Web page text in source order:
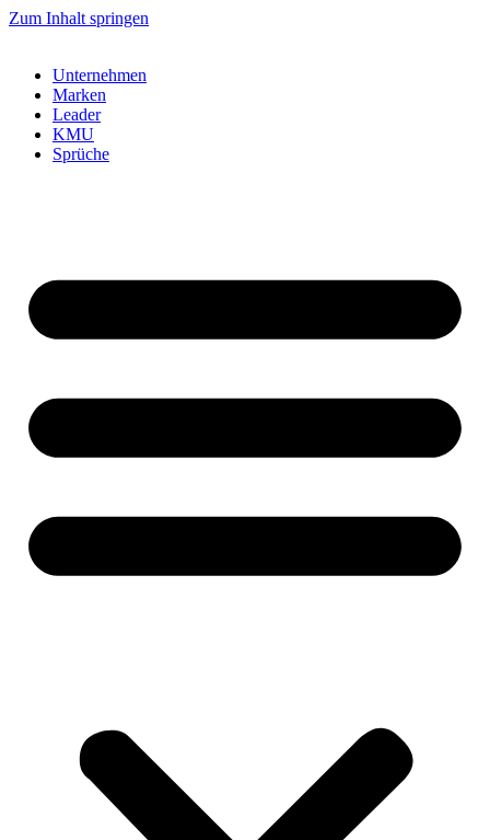
Zum Inhalt springen
Unternehmen
Marken
Leader
KMU
Sprüche